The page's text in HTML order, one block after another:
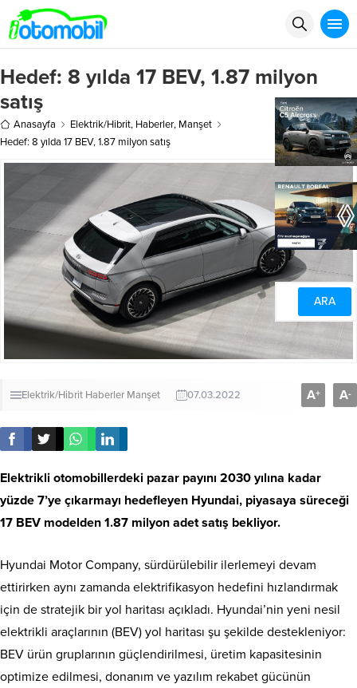
Hedef: 8 yılda 17 BEV, 1.87 milyon
satış
Anasayfa Elektrik/Hibrit, Haberler, Manşet
Hedef: 8 yılda 17 BEV, 1.87 milyon satış
Elektrik/Hibrit Haberler Manşet 07.03.2022 A+ A-
Elektrikli otomobillerdeki pazar payını 2030 yılına kadar
yüzde 7’ye çıkarmayı hedefleyen Hyundai, piyasaya süreceği
17 BEV modelden 1.87 milyon adet satış bekliyor.
Hyundai Motor Company, sürdürülebilir ilerlemeyi devam
ettirirken aynı zamanda elektrifikasyon hedefini hızlandırmak
için de stratejik bir yol haritası açıkladı. Hyundai’nin yeni nesil
elektrikli araçlarının (BEV) yol haritası şu şekilde destekleniyor:
BEV ürün gruplarının güçlendirilmesi, üretim kapasitesinin
optimize edilmesi, donanım ve yazılım rekabet gücünün